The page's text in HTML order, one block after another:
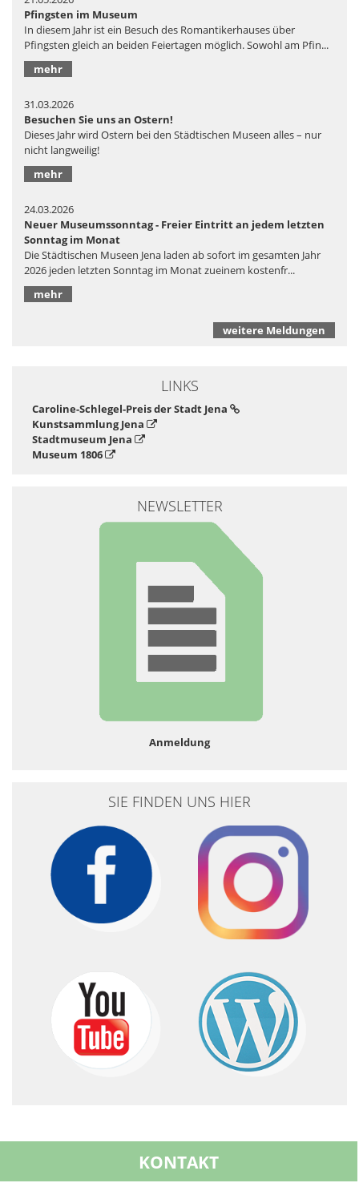
Pfingsten im Museum
In diesem Jahr ist ein Besuch des Romantikerhauses über
Pfingsten gleich an beiden Feiertagen möglich. Sowohl am Pfin...
mehr
31.03.2026
Besuchen Sie uns an Ostern!
Dieses Jahr wird Ostern bei den Städtischen Museen alles – nur
nicht langweilig!
mehr
24.03.2026
Neuer Museumssonntag - Freier Eintritt an jedem letzten
Sonntag im Monat
Die Städtischen Museen Jena laden ab sofort im gesamten Jahr
2026 jeden letzten Sonntag im Monat zueinem kostenfr...
mehr
weitere Meldungen
LINKS
Caroline-Schlegel-Preis der Stadt Jena
Kunstsammlung Jena
Stadtmuseum Jena
Museum 1806
NEWSLETTER
Anmeldung
SIE FINDEN UNS HIER
KONTAKT